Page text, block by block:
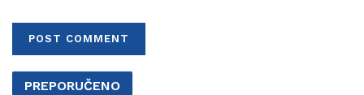
PREPORUČENO